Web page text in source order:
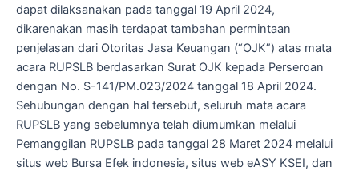
dapat dilaksanakan pada tanggal 19 April 2024,
dikarenakan masih terdapat tambahan permintaan
penjelasan dari Otoritas Jasa Keuangan (“OJK”) atas mata
acara RUPSLB berdasarkan Surat OJK kepada Perseroan
dengan No. S-141/PM.023/2024 tanggal 18 April 2024.
Sehubungan dengan hal tersebut, seluruh mata acara
RUPSLB yang sebelumnya telah diumumkan melalui
Pemanggilan RUPSLB pada tanggal 28 Maret 2024 melalui
situs web Bursa Efek indonesia, situs web eASY KSEI, dan